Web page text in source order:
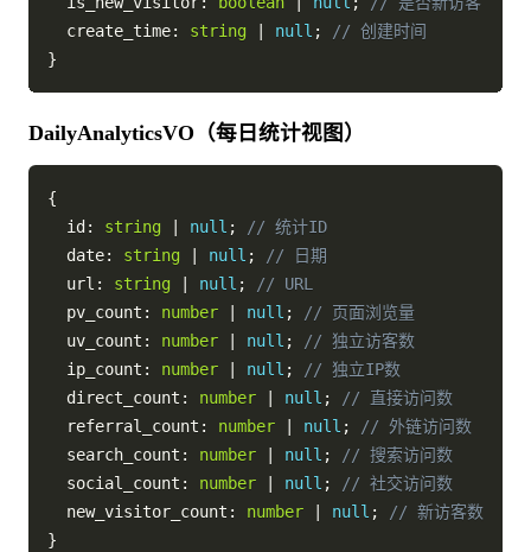
  create_time
: string null ;
// 创建时间
}
DailyAnalyticsVO（每日统计视图）
{
  id
: string null ;
// 统计ID
  date
: string null ;
// 日期
  url
: string null ;
// URL
  pv_count
: number null ;
// 页面浏览量
  uv_count
: number null ;
// 独立访客数
  ip_count
: number null ;
// 独立IP数
  direct_count
: number null ;
// 直接访问数
  referral_count
: number null ;
// 外链访问数
  search_count
: number null ;
// 搜索访问数
  social_count
: number null ;
// 社交访问数
  new_visitor_count
: number null ;
// 新访客数
}